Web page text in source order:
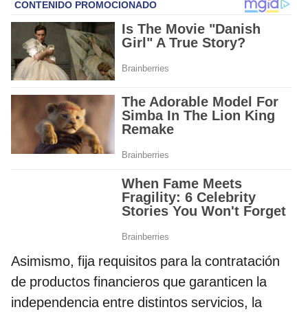
Asimismo, fija requisitos para la contratación
de productos financieros que garanticen la
independencia entre distintos servicios, la